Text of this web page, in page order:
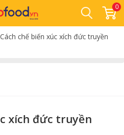
0
Cách chế biến xúc xích đức truyền
xích đức truyền